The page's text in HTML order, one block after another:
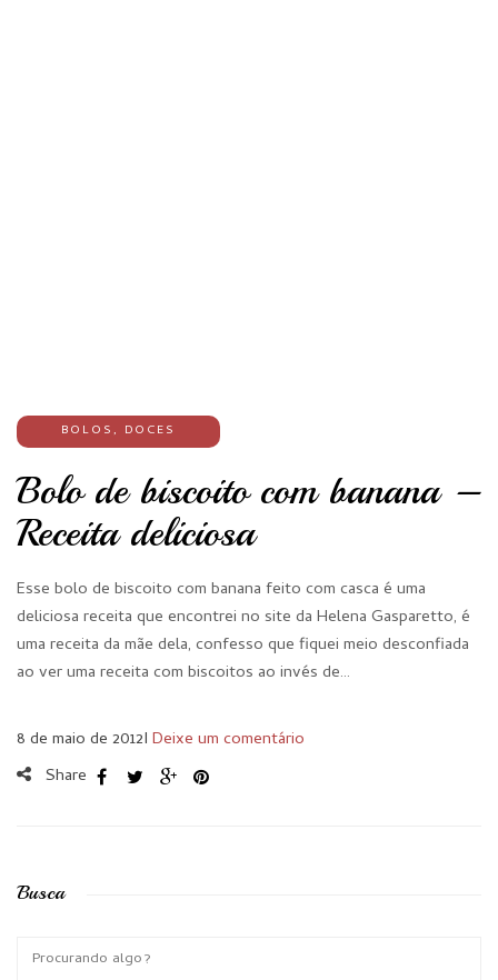
BOLOS, DOCES
Bolo de biscoito com banana –
Receita deliciosa
Esse bolo de biscoito com banana feito com casca é uma
deliciosa receita que encontrei no site da Helena Gasparetto, é
uma receita da mãe dela, confesso que fiquei meio desconfiada
ao ver uma receita com biscoitos ao invés de…
8 de maio de 2012I Deixe um comentário
Share
Busca